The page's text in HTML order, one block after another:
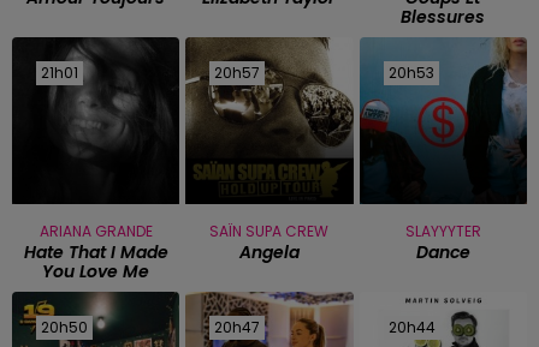
Blessures
21h01
21h01
ARIANA GRANDE
Hate That I Made
You Love Me
20h57
20h57
SAÏN SUPA CREW
Angela
20h53
20h53
SLAYYYTER
Dance
20h50
20h50 20h47
20h47 20h44
20h44